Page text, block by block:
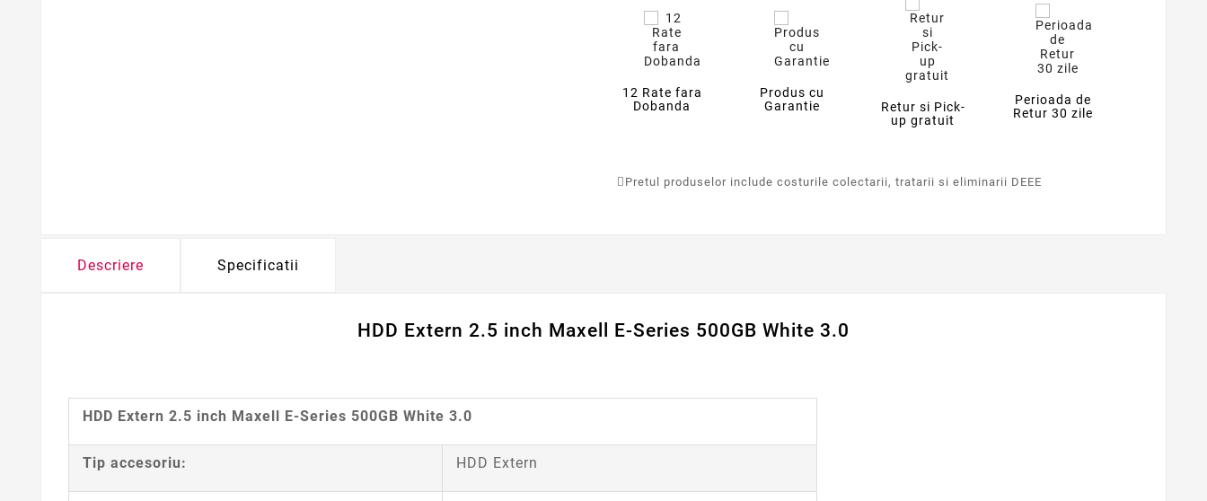
12 Rate fara
Dobanda
Produs cu
Garantie
Retur si Pick-
up gratuit
Perioada de
Retur 30 zile
Pretul produselor include costurile colectarii, tratarii si eliminarii DEEE
Descriere Specificatii
HDD Extern 2.5 inch Maxell E-Series 500GB White 3.0
HDD Extern 2.5 inch Maxell E-Series 500GB White 3.0
Tip accesoriu: HDD Extern